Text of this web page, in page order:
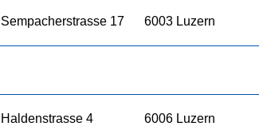
Sempacherstrasse 17 6003 Luzern
Haldenstrasse 4 6006 Luzern